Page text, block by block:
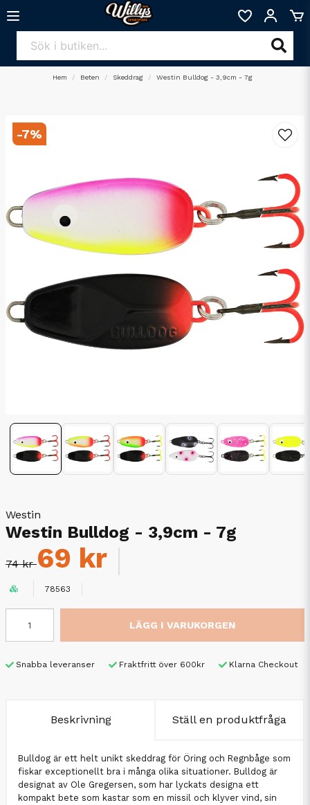
Hem Beten Skeddrag Westin Bulldog - 3,9cm - 7g
-7%
Westin
Westin Bulldog - 3,9cm - 7g
74 kr69 kr
78563
LÄGG I VARUKORGEN
Snabba leveranser Fraktfritt över 600kr Klarna Checkout
Beskrivning Ställ en produktfråga
Bulldog är ett helt unikt skeddrag för Öring och Regnbåge som
fiskar exceptionellt bra i många olika situationer. Bulldog är
designat av Ole Gregersen, som har lyckats designa ett
kompakt bete som kastar som en missil och klyver vind, sin